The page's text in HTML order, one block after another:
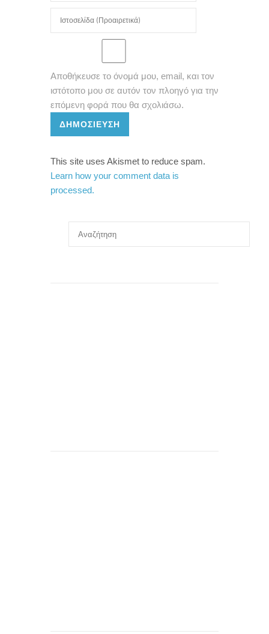
Αποθήκευσε το όνομά μου, email, και τον
ιστότοπο μου σε αυτόν τον πλοηγό για την
επόμενη φορά που θα σχολιάσω.
ΔΗΜΟΣΊΕΥΣΗ
This site uses Akismet to reduce spam.
Learn how your comment data is
processed.